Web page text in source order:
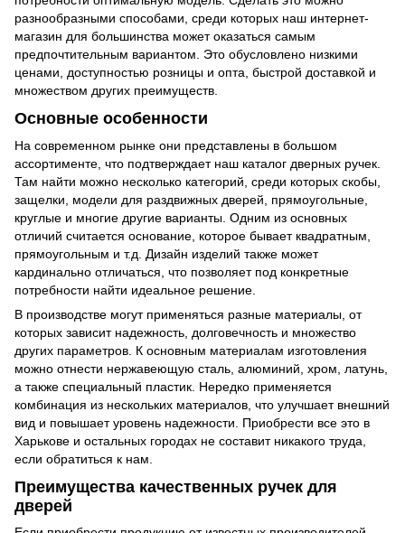
разнообразными способами, среди которых наш интернет-
магазин для большинства может оказаться самым
предпочтительным вариантом. Это обусловлено низкими
ценами, доступностью розницы и опта, быстрой доставкой и
множеством других преимуществ.
Основные особенности
На современном рынке они представлены в большом
ассортименте, что подтверждает наш каталог дверных ручек.
Там найти можно несколько категорий, среди которых скобы,
защелки, модели для раздвижных дверей, прямоугольные,
круглые и многие другие варианты. Одним из основных
отличий считается основание, которое бывает квадратным,
прямоугольным и т.д. Дизайн изделий также может
кардинально отличаться, что позволяет под конкретные
потребности найти идеальное решение.
В производстве могут применяться разные материалы, от
которых зависит надежность, долговечность и множество
других параметров. К основным материалам изготовления
можно отнести нержавеющую сталь, алюминий, хром, латунь,
а также специальный пластик. Нередко применяется
комбинация из нескольких материалов, что улучшает внешний
вид и повышает уровень надежности. Приобрести все это в
Харькове и остальных городах не составит никакого труда,
если обратиться к нам.
Преимущества качественных ручек для
дверей